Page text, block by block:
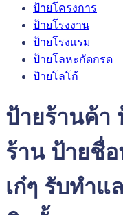
ป้ายโครงการ
ป้ายโรงงาน
ป้ายโรงแรม
ป้ายโลหะกัดกรด
ป้ายโลโก้
ป้ายร้านค้า
ร้าน ป้ายชื่
เก๋ๆ รับทำแ